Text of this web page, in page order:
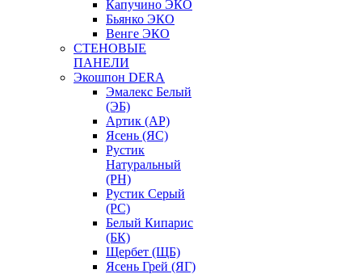
Капучино ЭКО
Бьянко ЭКО
Венге ЭКО
СТЕНОВЫЕ
ПАНЕЛИ
Экошпон DERA
Эмалекс Белый
(ЭБ)
Артик (АР)
Ясень (ЯС)
Рустик
Натуральный
(РН)
Рустик Серый
(РС)
Белый Кипарис
(БК)
Щербет (ЩБ)
Ясень Грей (ЯГ)